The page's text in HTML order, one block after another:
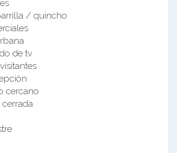
/ quincho
de tv
cercano